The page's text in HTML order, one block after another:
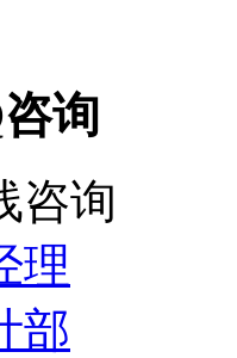
询
咨询
理
部